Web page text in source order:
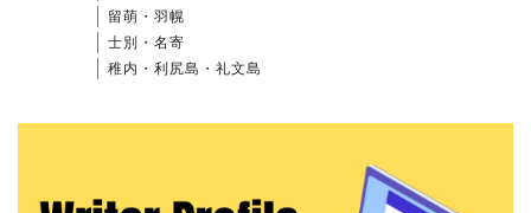
留萌・羽幌
士別・名寄
稚内・利尻島・礼文島